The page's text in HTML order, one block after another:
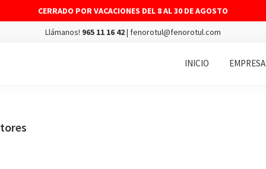
CERRADO POR VACACIONES DEL 8 AL 30 DE AGOSTO
Llámanos! 965 11 16 42| fenorotul@fenorotul.com
INICIO EMPRESA